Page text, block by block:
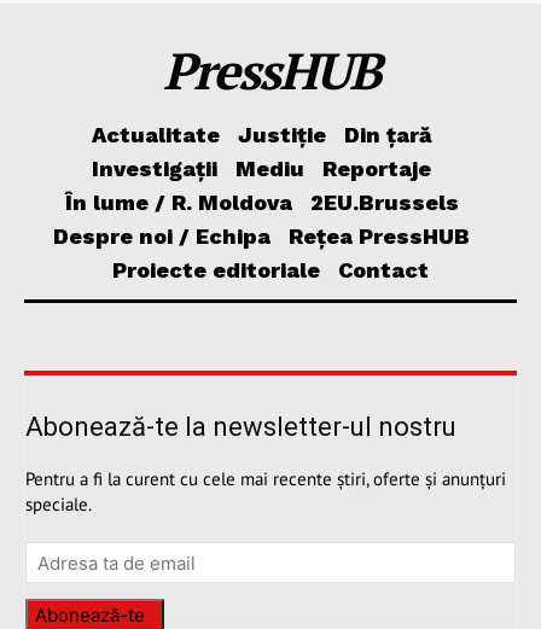
PressHUB
Actualitate Justiție
Din țară
Investigații
Mediu
Reportaje
În lume / R. Moldova
2EU.Brussels
Despre noi / Echipa
Rețea PressHUB
Proiecte editoriale
Contact
Abonează-te la newsletter-ul nostru
Pentru a fi la curent cu cele mai recente știri, oferte și anunțuri
speciale.
Abonează-te